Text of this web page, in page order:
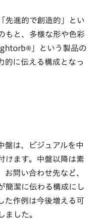
先進的で創造的」とい
もと、多様な形や色彩
」という製品の
的に伝える構成となっ
盤は、ビジュアルを中
けます。中盤以降は素
問い合わせ先など、
簡潔に伝わる構成にし
た作例は今後増える可
ました。